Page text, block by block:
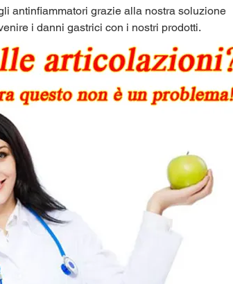
antinfiammatori grazie alla nostra soluzione
i danni gastrici con i nostri prodotti.